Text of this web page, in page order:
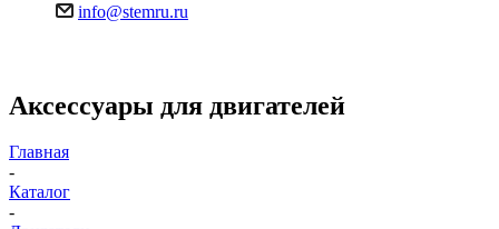
info@stemru.ru
Аксессуары для двигателей
Главная
-
Каталог
-